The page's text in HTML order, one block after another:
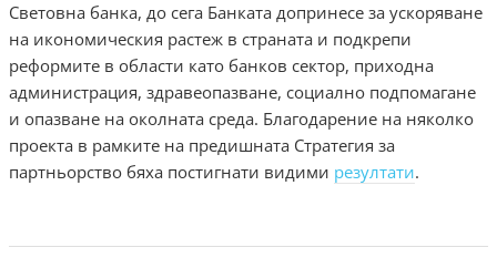
Световна банка, до сега Банката допринесе за ускоряване
на икономическия растеж в страната и подкрепи
реформите в области като банков сектор, приходна
администрация, здравеопазване, социално подпомагане
и опазване на околната среда. Благодарение на няколко
проекта в рамките на предишната Стратегия за
партньорство бяха постигнати видими резултати.